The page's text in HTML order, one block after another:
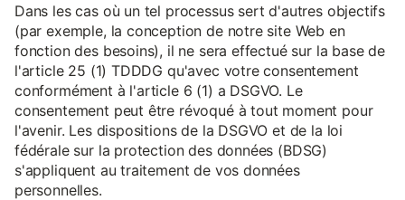
Dans les cas où un tel processus sert d'autres objectifs
(par exemple, la conception de notre site Web en
fonction des besoins), il ne sera effectué sur la base de
l'article 25 (1) TDDDG qu'avec votre consentement
conformément à l'article 6 (1) a DSGVO. Le
consentement peut être révoqué à tout moment pour
l'avenir. Les dispositions de la DSGVO et de la loi
fédérale sur la protection des données (BDSG)
s'appliquent au traitement de vos données
personnelles.